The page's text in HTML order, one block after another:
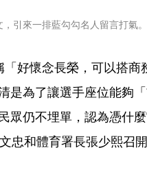
引來一排藍勾勾名人留言打氣
好懷念長榮，可以搭
是為了讓選手座位能夠
眾仍不埋單，認為憑什
忠和體育署長張少熙召